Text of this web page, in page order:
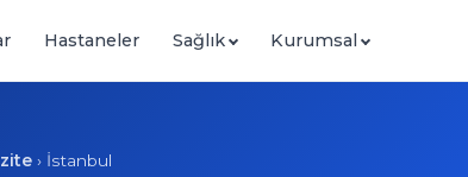
Hastaneler Sağlık Kurumsal
› İstanbul